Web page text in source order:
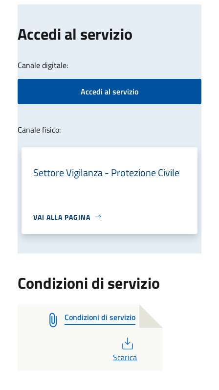
Accedi al servizio
Canale digitale:
Accedi al servizio
Canale fisico:
Settore Vigilanza - Protezione Civile
VAI ALLA PAGINA
Condizioni di servizio
Condizioni di servizio
Scarica